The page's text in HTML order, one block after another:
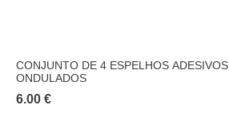
CONJUNTO DE 4 ESPELHOS ADESIVOS
ONDULADOS
6.00 €